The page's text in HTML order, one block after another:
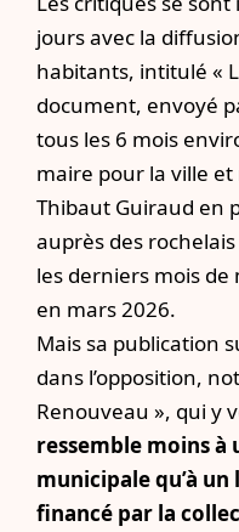
jours avec la
habitants, intitulé «
document, envoyé
tous les 6 mois
maire pour la ville et
Thibaut Guiraud en
auprès des
les derniers mois de
en mars 2026.
Mais sa publication
dans l’opposition,
Renouveau », qui y
ressemble moins
municipale qu’à
financé par la